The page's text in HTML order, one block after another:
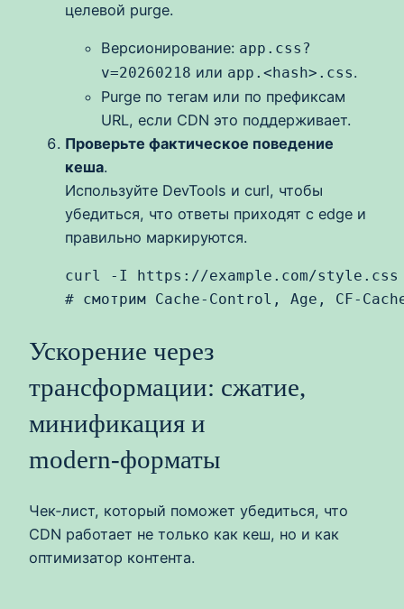
целевой purge.
Версионирование: app.css?
v=20260218 или app.<hash>.css.
Purge по тегам или по префиксам
URL, если CDN это поддерживает.
Проверьте фактическое поведение
кеша.
Используйте DevTools и curl, чтобы
убедиться, что ответы приходят с edge и
правильно маркируются.
curl -I https://example.com/style.css
# смотрим Cache-Control, Age, CF-
Ускорение через
трансформации: сжатие,
минификация и
modern‑форматы
Чек‑лист, который поможет убедиться, что
CDN работает не только как кеш, но и как
оптимизатор контента.